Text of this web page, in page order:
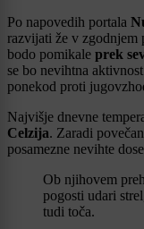
Po napovedih portala
razvijati že v zgodnjem
bodo pomikale prek
se bo nevihtna
ponekod proti
Najvišje dnevne
Celzija. Zaradi
posamezne nevihte
Ob njihovem
pogosti udari
tudi toča.